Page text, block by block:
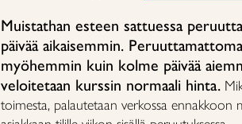
Muistathan esteen sattuessa
päivää aikaisemmin.
myöhemmin kuin kolme päivää
veloitetaan kurssin normaali hinta.
toimesta, palautetaan verkossa ennakkoon